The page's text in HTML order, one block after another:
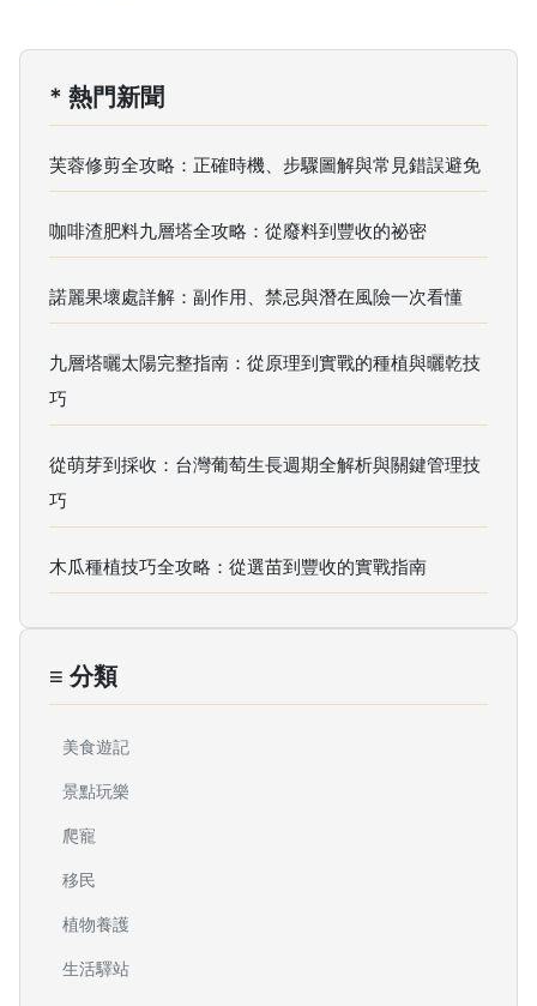
* 熱門新聞
芙蓉修剪全攻略：正確時機、步驟圖解與常見錯誤避免
咖啡渣肥料九層塔全攻略：從廢料到豐收的祕密
諾麗果壞處詳解：副作用、禁忌與潛在風險一次看懂
九層塔曬太陽完整指南：從原理到實戰的種植與曬乾技
巧
從萌芽到採收：台灣葡萄生長週期全解析與關鍵管理技
巧
木瓜種植技巧全攻略：從選苗到豐收的實戰指南
≡ 分類
美食遊記
景點玩樂
爬寵
移民
植物養護
生活驛站